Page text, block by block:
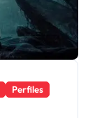
Perfiles